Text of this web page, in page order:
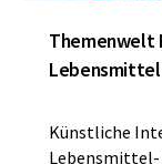
Themenwelt
Künstliche
Lebensmittel-